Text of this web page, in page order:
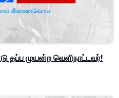
தப்ப முயன்ற வெளிநாட்டவர்!